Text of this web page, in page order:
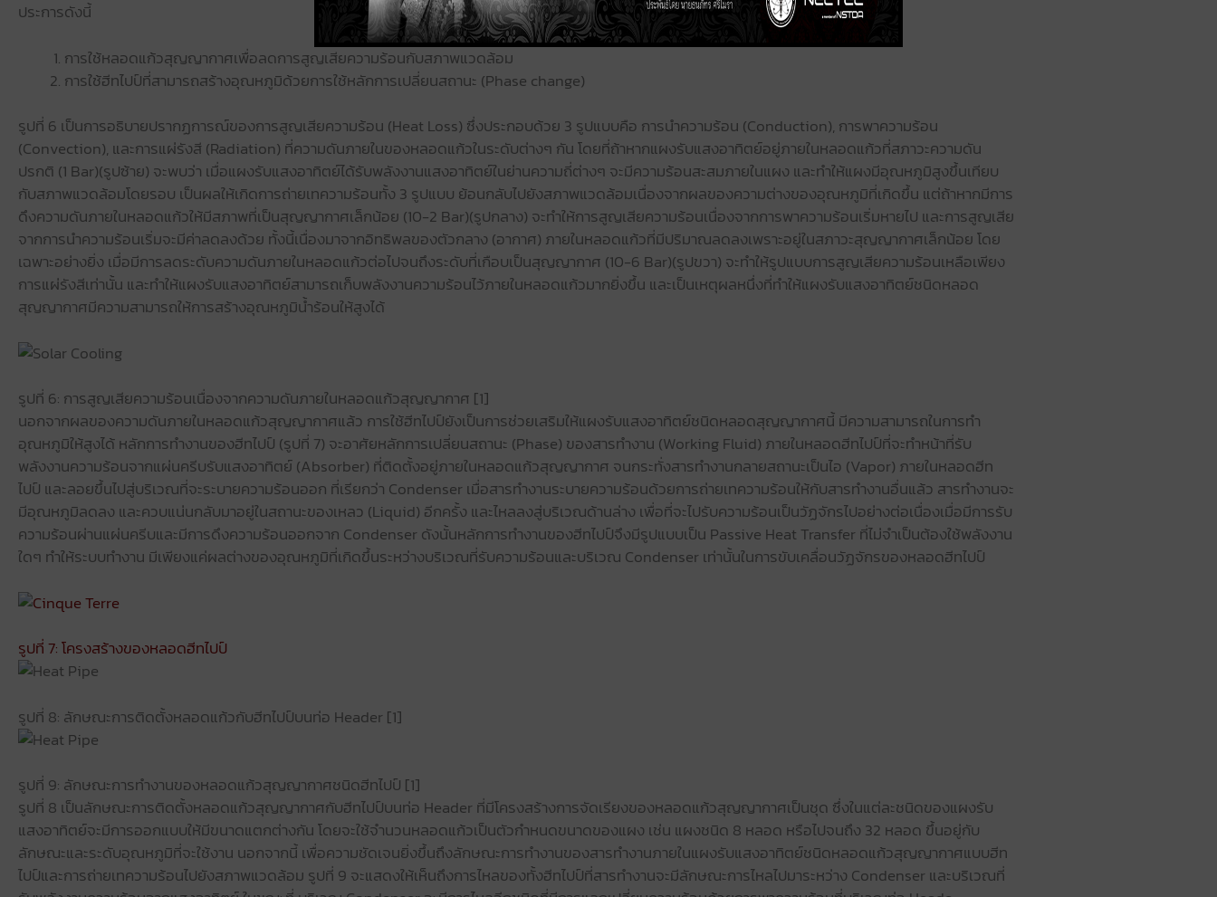
ประการดังนี้
การใช้หลอดแก้วสุญญากาศเพื่อลดการสูญเสียความร้อนกับสภาพแวดล้อม
การใช้ฮีทไปป์ที่สามารถสร้างอุณหภูมิด้วยการใช้หลักการเปลี่ยนสถานะ (Phase change)
รูปที่ 6 เป็นการอธิบายปรากฏการณ์ของการสูญเสียความร้อน (Heat Loss) ซึ่งประกอบด้วย 3 รูปแบบคือ การนำความร้อน (Conduction), การพาความร้อน
(Convection), และการแผ่รังสี (Radiation) ที่ความดันภายในของหลอดแก้วในระดับต่างๆ กัน โดยที่ถ้าหากแผงรับแสงอาทิตย์อยู่ภายในหลอดแก้วที่สภาวะความดัน
ปรกติ (1 Bar)(รูปซ้าย) จะพบว่า เมื่อแผงรับแสงอาทิตย์ได้รับพลังงานแสงอาทิตย์ในย่านความถี่ต่างๆ จะมีความร้อนสะสมภายในแผง และทำให้แผงมีอุณหภูมิสูงขึ้นเทียบ
กับสภาพแวดล้อมโดยรอบ เป็นผลให้เกิดการถ่ายเทความร้อนทั้ง 3 รูปแบบ ย้อนกลับไปยังสภาพแวดล้อมเนื่องจากผลของความต่างของอุณหภูมิที่เกิดขึ้น แต่ถ้าหากมีการ
ดึงความดันภายในหลอดแก้วให้มีสภาพที่เป็นสุญญากาศเล็กน้อย (10-2 Bar)(รูปกลาง) จะทำให้การสูญเสียความร้อนเนื่องจากการพาความร้อนเริ่มหายไป และการสูญเสีย
จากการนำความร้อนเริ่มจะมีค่าลดลงด้วย ทั้งนี้เนื่องมาจากอิทธิพลของตัวกลาง (อากาศ) ภายในหลอดแก้วที่มีปริมาณลดลงเพราะอยู่ในสภาวะสุญญากาศเล็กน้อย โดย
เฉพาะอย่างยิ่ง เมื่อมีการลดระดับความดันภายในหลอดแก้วต่อไปจนถึงระดับที่เกือบเป็นสุญญากาศ (10-6 Bar)(รูปขวา) จะทำให้รูปแบบการสูญเสียความร้อนเหลือเพียง
การแผ่รังสีเท่านั้น และทำให้แผงรับแสงอาทิตย์สามารถเก็บพลังงานความร้อนไว้ภายในหลอดแก้วมากยิ่งขึ้น และเป็นเหตุผลหนึ่งที่ทำให้แผงรับแสงอาทิตย์ชนิดหลอด
สุญญากาศมีความสามารถให้การสร้างอุณหภูมิน้ำร้อนให้สูงได้
รูปที่ 6: การสูญเสียความร้อนเนื่องจากความดันภายในหลอดแก้วสุญญากาศ [1]
นอกจากผลของความดันภายในหลอดแก้วสุญญากาศแล้ว การใช้ฮีทไปป์ยังเป็นการช่วยเสริมให้แผงรับแสงอาทิตย์ชนิดหลอดสุญญากาศนี้ มีความสามารถในการทำ
อุณหภูมิให้สูงได้ หลักการทำงานของฮีทไปป์ (รูปที่ 7) จะอาศัยหลักการเปลี่ยนสถานะ (Phase) ของสารทำงาน (Working Fluid) ภายในหลอดฮีทไปป์ที่จะทำหน้าที่รับ
พลังงานความร้อนจากแผ่นครีบรับแสงอาทิตย์ (Absorber) ที่ติดตั้งอยู่ภายในหลอดแก้วสุญญากาศ จนกระทั่งสารทำงานกลายสถานะเป็นไอ (Vapor) ภายในหลอดฮีท
ไปป์ และลอยขึ้นไปสู่บริเวณที่จะระบายความร้อนออก ที่เรียกว่า Condenser เมื่อสารทำงานระบายความร้อนด้วยการถ่ายเทความร้อนให้กับสารทำงานอื่นแล้ว สารทำงานจะ
มีอุณหภูมิลดลง และควบแน่นกลับมาอยู่ในสถานะของเหลว (Liquid) อีกครั้ง และไหลลงสู่บริเวณด้านล่าง เพื่อที่จะไปรับความร้อนเป็นวัฏจักรไปอย่างต่อเนื่องเมื่อมีการรับ
ความร้อนผ่านแผ่นครีบและมีการดึงความร้อนออกจาก Condenser ดังนั้นหลักการทำงานของฮีทไปป์จึงมีรูปแบบเป็น Passive Heat Transfer ที่ไม่จำเป็นต้องใช้พลังงาน
ใดๆ ทำให้ระบบทำงาน มีเพียงแค่ผลต่างของอุณหภูมิที่เกิดขึ้นระหว่างบริเวณที่รับความร้อนและบริเวณ Condenser เท่านั้นในการขับเคลื่อนวัฏจักรของหลอดฮีทไปป์
รูปที่ 7: โครงสร้างของหลอดฮีทไปป์
รูปที่ 8: ลักษณะการติดตั้งหลอดแก้วกับฮีทไปป์บนท่อ Header [1]
รูปที่ 9: ลักษณะการทำงานของหลอดแก้วสุญญากาศชนิดฮีทไปป์ [1]
รูปที่ 8 เป็นลักษณะการติดตั้งหลอดแก้วสุญญากาศกับฮีทไปป์บนท่อ Header ที่มีโครงสร้างการจัดเรียงของหลอดแก้วสุญญากาศเป็นชุด ซึ่งในแต่ละชนิดของแผงรับ
แสงอาทิตย์จะมีการออกแบบให้มีขนาดแตกต่างกัน โดยจะใช้จำนวนหลอดแก้วเป็นตัวกำหนดขนาดของแผง เช่น แผงชนิด 8 หลอด หรือไปจนถึง 32 หลอด ขึ้นอยู่กับ
ลักษณะและระดับอุณหภูมิที่จะใช้งาน นอกจากนี้ เพื่อความชัดเจนยิ่งขึ้นถึงลักษณะการทำงานของสารทำงานภายในแผงรับแสงอาทิตย์ชนิดหลอดแก้วสุญญากาศแบบฮีท
ไปป์และการถ่ายเทความร้อนไปยังสภาพแวดล้อม รูปที่ 9 จะแสดงให้เห็นถึงการไหลของทั้งฮีทไปป์ที่สารทำงานจะมีลักษณะการไหลไปมาระหว่าง Condenser และบริเวณที่